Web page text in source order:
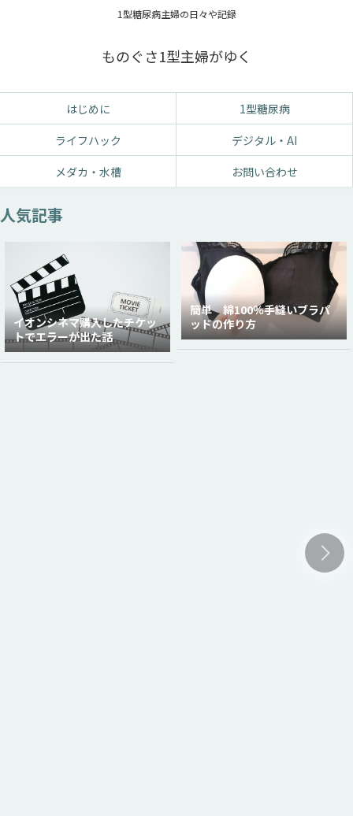
1型糖尿病主婦の日々や記録
ものぐさ1型主婦がゆく
はじめに
1型糖尿病
ライフハック
デジタル・AI
メダカ・水槽
お問い合わせ
人気記事
イオンシネマ購入したチケッ
トでエラーが出た話
簡単 綿100％手縫いブラパ
ッドの作り方